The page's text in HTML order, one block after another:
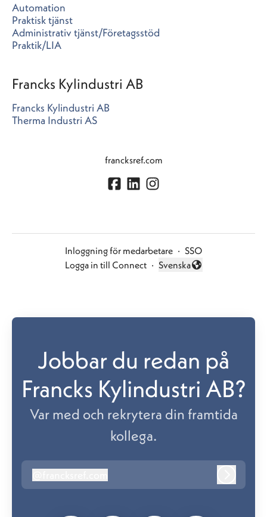
Automation
Praktisk tjänst
Administrativ tjänst/Företagsstöd
Praktik/LIA
Francks Kylindustri AB
Francks Kylindustri AB
Therma Industri AS
francksref.com
Inloggning för medarbetare · SSO
Logga in till Connect ·
Byt språk
Svenska
Jobbar du redan på
Francks Kylindustri AB?
Var med och rekrytera din framtida
kollega.
francksref.com